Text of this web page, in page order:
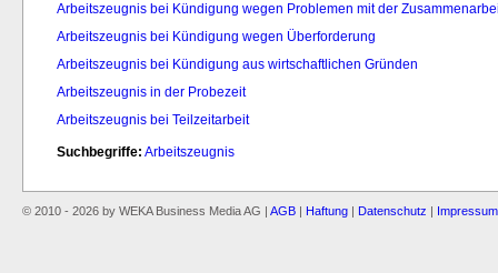
Arbeitszeugnis bei Kündigung wegen Problemen mit der
Arbeitszeugnis bei Kündigung wegen Überforderung
Arbeitszeugnis bei Kündigung aus wirtschaftlichen Gründen
Arbeitszeugnis in der Probezeit
Arbeitszeugnis bei Teilzeitarbeit
Suchbegriffe: Arbeitszeugnis
© 2010 - 2026 by WEKA Business Media AG | AGB | Haftung | Datenschutz | Impressum